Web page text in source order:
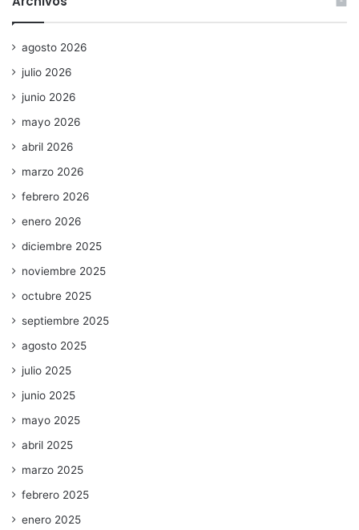
agosto 2026
julio 2026
junio 2026
mayo 2026
abril 2026
marzo 2026
febrero 2026
enero 2026
diciembre 2025
noviembre 2025
octubre 2025
septiembre 2025
agosto 2025
julio 2025
junio 2025
mayo 2025
abril 2025
marzo 2025
febrero 2025
enero 2025